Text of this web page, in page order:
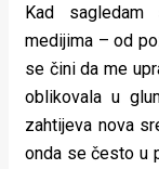
Kad
medijima – od
se čini da me
oblikovala u
zahtijeva nova
onda se često u